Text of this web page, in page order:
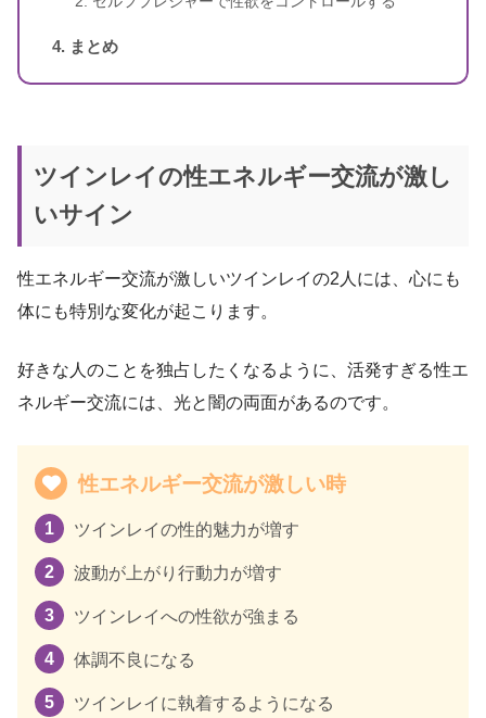
まとめ
ツインレイの性エネルギー交流が激し
いサイン
性エネルギー交流が激しいツインレイの2人には、心にも
体にも特別な変化が起こります。
好きな人のことを独占したくなるように、活発すぎる性エ
ネルギー交流には、光と闇の両面があるのです。
性エネルギー交流が激しい時
ツインレイの性的魅力が増す
波動が上がり行動力が増す
ツインレイへの性欲が強まる
体調不良になる
ツインレイに執着するようになる